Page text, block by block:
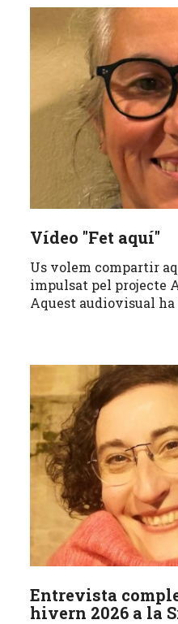
Vídeo "Fet aquí"
Us volem compartir
impulsat pel projecte
Aquest audiovisual ha
Entrevista
hivern 2026 a la